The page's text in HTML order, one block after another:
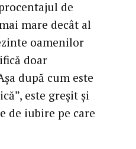
de
mare decât al
oamenilor
doar
după cum este
este greşit şi
de iubire pe care